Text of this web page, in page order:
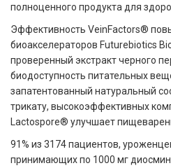
полноценного продукта для
Эффективность VeinFactors®
биоакселераторов Futurebiotics
проверенный экстракт черного
биодоступность питательных
запатентованный натуральный
трикату, высокоэффективных
Lactospore® улучшает
91% из 3174 пациентов,
принимающих по 1000 мг